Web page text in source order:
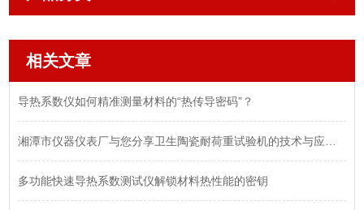
相关文章
导热系数仪如何精准测量材料的“热传导密码”？
湘潭市仪器仪表厂与您分享卫生陶瓷耐荷重试验机的技术与应用价值
多功能快速导热系数测试仪解锁材料热性能的密钥